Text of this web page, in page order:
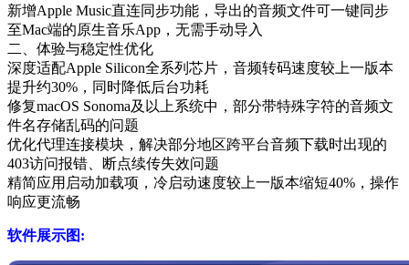
新增Apple Music直连同步功能，导出的音频文件可一键同步
至Mac端的原生音乐App，无需手动导入
二、体验与稳定性优化
深度适配Apple Silicon全系列芯片，音频转码速度较上一版本
提升约30%，同时降低后台功耗
修复macOS Sonoma及以上系统中，部分带特殊字符的音频文
件名存储乱码的问题
优化代理连接模块，解决部分地区跨平台音频下载时出现的
403访问报错、断点续传失效问题
精简应用启动加载项，冷启动速度较上一版本缩短40%，操作
响应更流畅
软件展示图: